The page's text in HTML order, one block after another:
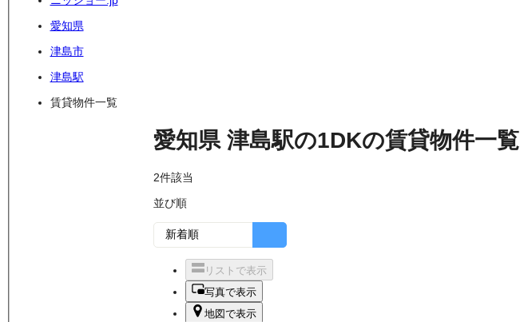
愛知県
津島市
津島駅
賃貸物件一覧
愛知県 津島駅の1DKの賃貸物件一覧
2件該当
並び順
リストで表示
写真で表示
地図で表示